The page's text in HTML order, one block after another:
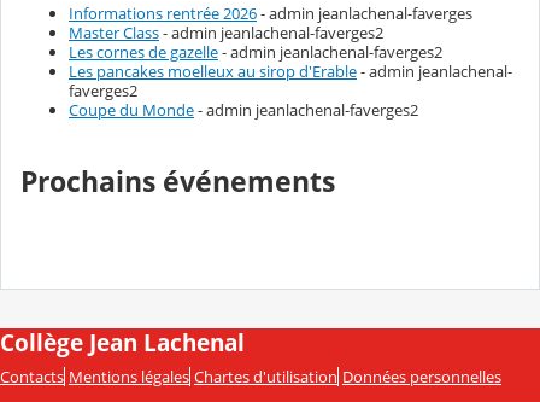
Informations rentrée 2026- admin jeanlachenal-faverges
Master Class- admin jeanlachenal-faverges2
Les cornes de gazelle- admin jeanlachenal-faverges2
Les pancakes moelleux au sirop d'Erable- admin jeanlachenal-
faverges2
Coupe du Monde- admin jeanlachenal-faverges2
Prochains événements
Collège Jean Lachenal
Contacts Mentions légales Chartes d'utilisation Données personnelles